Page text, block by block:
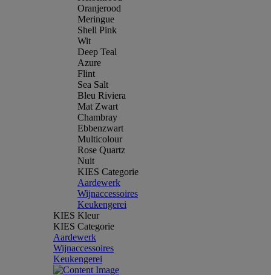
Oranjerood
Meringue
Shell Pink
Wit
Deep Teal
Azure
Flint
Sea Salt
Bleu Riviera
Mat Zwart
Chambray
Ebbenzwart
Multicolour
Rose Quartz
Nuit
KIES Categorie
Aardewerk
Wijnaccessoires
Keukengerei
KIES Kleur
KIES Categorie
Aardewerk
Wijnaccessoires
Keukengerei